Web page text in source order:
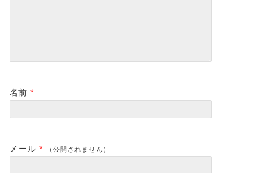
名前 *
メール * （公開されません）